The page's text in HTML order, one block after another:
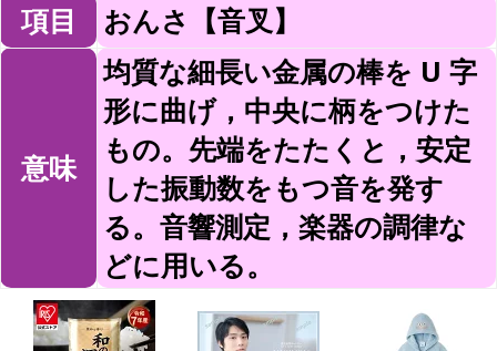
項目 おんさ【音叉】
意味
均質な細長い金属の棒を U 字
形に曲げ，中央に柄をつけた
もの。先端をたたくと，安定
した振動数をもつ音を発す
る。音響測定，楽器の調律な
どに用いる。